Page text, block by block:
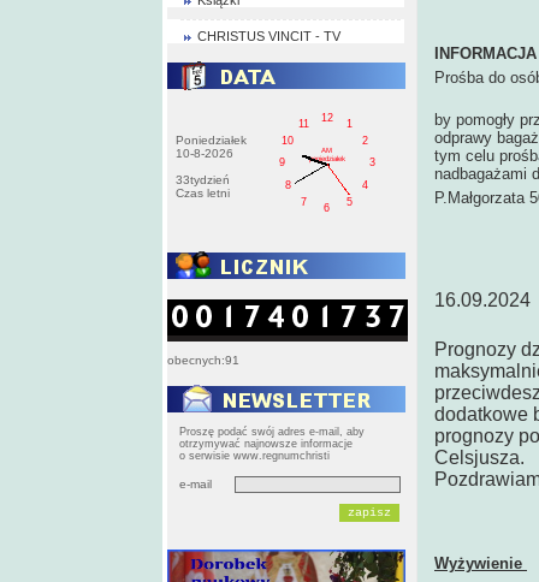
CHRISTUS VINCIT - TV
Poniedziałek
10-8-2026
33tydzień
Czas letni
1
2
3
4
5
6
7
8
9
10
11
12
AM
poniedziałek
obecnych:91
Proszę podać swój adres e-mail, aby
otrzymywać najnowsze informacje
o serwisie www.regnumchristi
e-mail
Prośba do
by pomogły
odprawy
tym celu
nadbagażami
P.Małgorzata
16.09.2024
Prognozy
dodatkowe
prognozy
Celsjusza.
Wyżywienie